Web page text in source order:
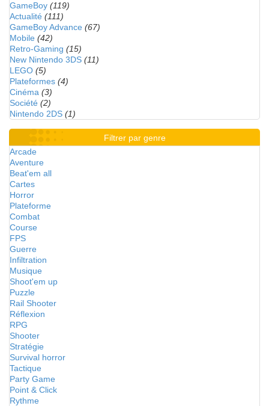
GameBoy (119)
Actualité (111)
GameBoy Advance (67)
Mobile (42)
Retro-Gaming (15)
New Nintendo 3DS (11)
LEGO (5)
Plateformes (4)
Cinéma (3)
Société (2)
Nintendo 2DS (1)
Filtrer par genre
Arcade
Aventure
Beat'em all
Cartes
Horror
Plateforme
Combat
Course
FPS
Guerre
Infiltration
Musique
Shoot'em up
Puzzle
Rail Shooter
Réflexion
RPG
Shooter
Stratégie
Survival horror
Tactique
Party Game
Point & Click
Rythme